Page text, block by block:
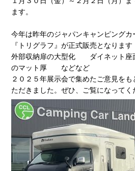
ます。
今年は昨年のジャパンキャンピング
『トリグラフ』が正式販売となります
外部収納扉の大型化 ダイネット
のマット厚 などなど
２０２５年展示会で集めたご意見を
ただきました。ぜひ、ご覧になってく